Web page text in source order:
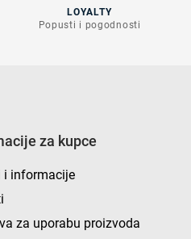
LOYALTY
Popusti i pogodnosti
za kupce
i informacije
za uporabu proizvoda